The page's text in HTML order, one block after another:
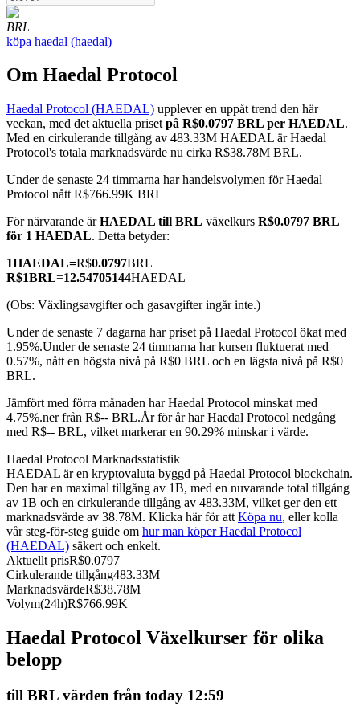
COIN-M Futures
Futures för kryptovaluta
TradFi
Derivat för aktier, valuta, ädelmetaller och råvaror
Futures med USDC som säkerhet
Kopiera Trading
Gå med de bästa handlarna
BRL
köpa haedal (haedal)
Om Haedal Protocol
Haedal Protocol (HAEDAL) upplever en uppåt trend den här
veckan, med det aktuella priset på R$0.0797 BRL per HAEDAL.
Med en cirkulerande tillgång av 483.33M HAEDAL är Haedal
Protocol's totala marknadsvärde nu cirka R$38.78M BRL.
Under de senaste 24 timmarna har handelsvolymen för Haedal
Protocol nått R$766.99K BRL
För närvarande ärHAEDAL till BRL växelkurs R$0.0797 BRL
för 1 HAEDAL. Detta betyder:
1HAEDAL=R$0.0797BRL
R$1BRL=12.54705144HAEDAL
(Obs: Växlingsavgifter och gasavgifter ingår inte.)
Under de senaste 7 dagarna har priset på Haedal Protocol ökat med
1.95%.Under de senaste 24 timmarna har kursen fluktuerat med
0.57%, nått en högsta nivå på R$0 BRL och en lägsta nivå på R$0
BRL.
Jämfört med förra månaden har Haedal Protocol minskat med
4.75%.ner från R$-- BRL.År för år har Haedal Protocol nedgång
med R$-- BRL, vilket markerar en 90.29% minskar i värde.
Haedal Protocol Marknadsstatistik
HAEDAL är en kryptovaluta byggd på Haedal Protocol blockchain.
Den har en maximal tillgång av 1B, med en nuvarande total tillgång
av 1B och en cirkulerande tillgång av 483.33M, vilket ger den ett
marknadsvärde av 38.78M. Klicka här för att Köpa nu, eller kolla
vår steg-för-steg guide om hur man köper Haedal Protocol
(HAEDAL) säkert och enkelt.
Aktuellt prisR$0.0797
Cirkulerande tillgång483.33M
MarknadsvärdeR$38.78M
Volym(24h)R$766.99K
Haedal Protocol Växelkurser för olika
belopp
till BRL värden från today 12:59